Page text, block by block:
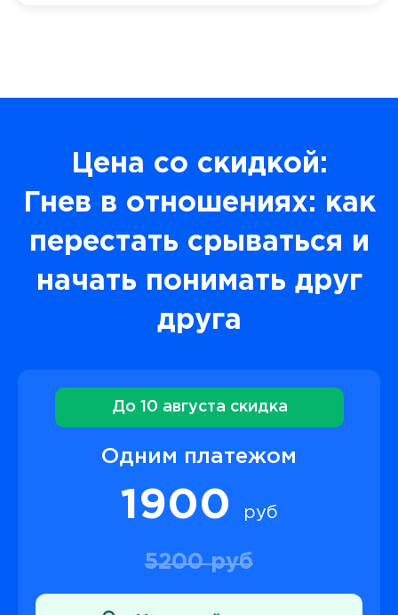
Цена со скидкой:
Гнев в отношениях: как
перестать срываться и
начать понимать друг
друга
До 10 августа скидка
Одним платежом
1900 руб
5200 руб